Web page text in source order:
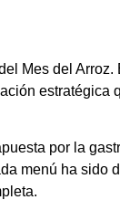
Mes del
estratégica
por la
menú ha sido